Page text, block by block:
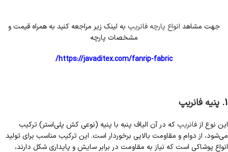
جهت مشاهد انواع پارچه فانریپ به لینک زیر مراجعه کنید به همراه قیمت و
مشخصات پارچه
https://javaditex.com/fanrip-fabric/
1. پنیه فانریپ
این نوع از فانریپ که در آن الیاف پنبه با پنیه (نوعی کش پلی‌استر) ترکیب
می‌شود، از دوام و مقاومت بالایی برخوردار است. این ترکیب مناسب برای تولید
انواع پوشاکی است که نیاز به مقاومت در برابر سایش و پایداری شکل دارند،